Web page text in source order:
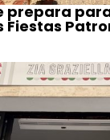
prepara
Fiestas